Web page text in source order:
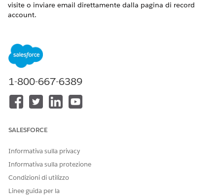
visite o inviare email direttamente dalla pagina di record
account.
azioni richieste. Gli utenti possono creare visite o inviare
email direttamente dal componente Next Best Action.
azioni completate. Gli utenti possono creare visite o
Aggiunta del componente Life Sciences Next Best Action
Pianificare una visita o inviare un messaggio email
pagina del record Account. Se un consiglio non è
pertinente, gli utenti possono ignorarlo e fornire un
motivo. Quando un utente completa l'attività consigliata,
il componente aggiorna il record del consiglio.
1-800-667-6389
SALESFORCE
Informativa sulla privacy
Informativa sulla protezione
Condizioni di utilizzo
Linee guida per la